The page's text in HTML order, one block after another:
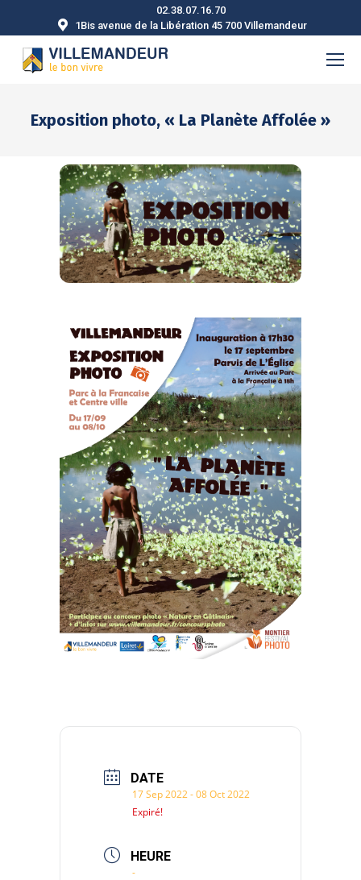
02.38.07.16.70
1Bis avenue de la Libération 45 700 Villemandeur
Exposition photo, « La Planète Affolée »
DATE
17 Sep 2022- 08 Oct 2022
Expiré!
HEURE
-